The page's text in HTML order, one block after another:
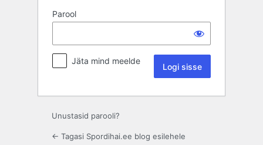
Parool
Jäta mind meelde
Unustasid parooli?
← Tagasi Spordihai.ee blog esilehele